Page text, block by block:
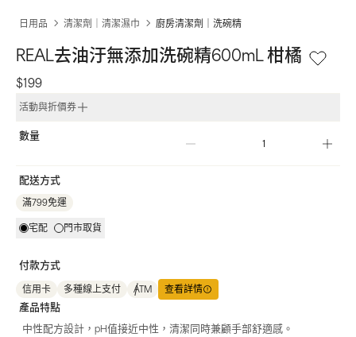
日用品 清潔劑｜清潔濕巾 廚房清潔劑｜洗碗精
REAL去油汙無添加洗碗精600mL 柑橘
$199
活動與折價券
數量
配送方式
滿799免運
宅配 門市取貨
付款方式
信用卡 多種線上支付 ATM 查看詳情
產品特點
中性配方設計，pH值接近中性，清潔同時兼顧手部舒適感。